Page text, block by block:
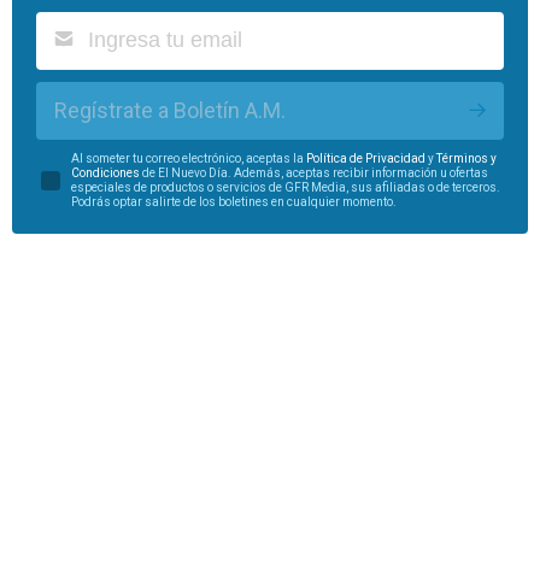
Regístrate a Boletín A.M.
Al someter tu correo electrónico, aceptas la Política de Privacidad yTérminos y
Condiciones de El Nuevo Día. Además, aceptas recibir información u ofertas
especiales de productos o servicios de GFR Media, sus afiliadas o de terceros.
Podrás optar salirte de los boletines en cualquier momento.